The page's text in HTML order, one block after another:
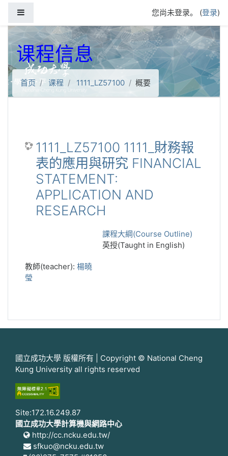
您尚未登录。 (登录)
课程信息
首页 课程 1111_LZ57100 概要
1111_LZ57100 1111_財務報
表的應用與研究 FINANCIAL
STATEMENT:
APPLICATION AND
RESEARCH
課程大綱(Course Outline)
英授(Taught in English)
教師(teacher): 楊曉
瑩
國立成功大學 版權所有 | Copyright © National Cheng
Kung University all rights reserved
Site:172.16.249.87
國立成功大學計算機與網路中心
http://cc.ncku.edu.tw/
sfkuo@ncku.edu.tw